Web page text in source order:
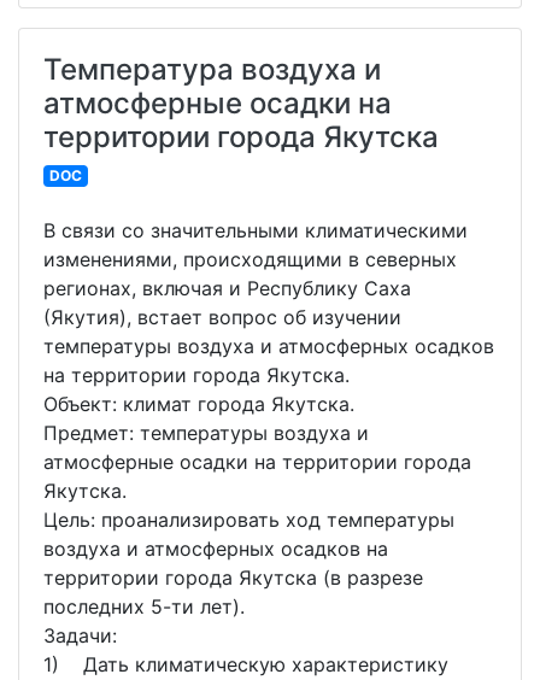
Температура воздуха и
атмосферные осадки на
территории города Якутска
DOC
В связи со значительными климатическими
изменениями, происходящими в северных
регионах, включая и Республику Саха
(Якутия), встает вопрос об изучении
температуры воздуха и атмосферных осадков
на территории города Якутска.
Объект: климат города Якутска.
Предмет: температуры воздуха и
атмосферные осадки на территории города
Якутска.
Цель: проанализировать ход температуры
воздуха и атмосферных осадков на
территории города Якутска (в разрезе
последних 5-ти лет).
Задачи:
1) Дать климатическую характеристику